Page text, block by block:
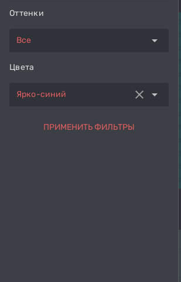
Оттенки
Все arrow_drop_down
Цвета
Ярко-синий clear arrow_drop_down
ПРИМЕНИТЬ ФИЛЬТРЫ